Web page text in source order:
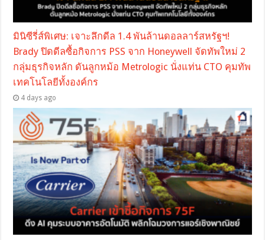
มินิซีรี่ส์พิเศษ: เจาะลึกดีล 1.4 พันล้านดอลลาร์สหรัฐฯ!
Brady ปิดดีลซื้อกิจการ PSS จาก Honeywell จัดทัพใหม่ 2
กลุ่มธุรกิจหลัก ดันลูกหม้อ Metrologic นั่งแท่น CTO คุมทัพ
เทคโนโลยีทั้งองค์กร
4 days ago